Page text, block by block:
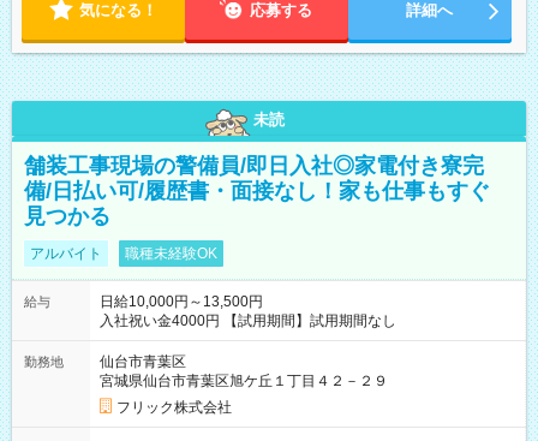
気になる！ 応募する 詳細へ
未読
舗装工事現場の警備員/即日入社◎家電付き寮完
備/日払い可/履歴書・面接なし！家も仕事もすぐ
見つかる
アルバイト 職種未経験OK
給与
日給10,000円～13,500円
入社祝い金4000円 【試用期間】試用期間なし
勤務地
仙台市青葉区
宮城県仙台市青葉区旭ケ丘１丁目４２－２９
フリック株式会社